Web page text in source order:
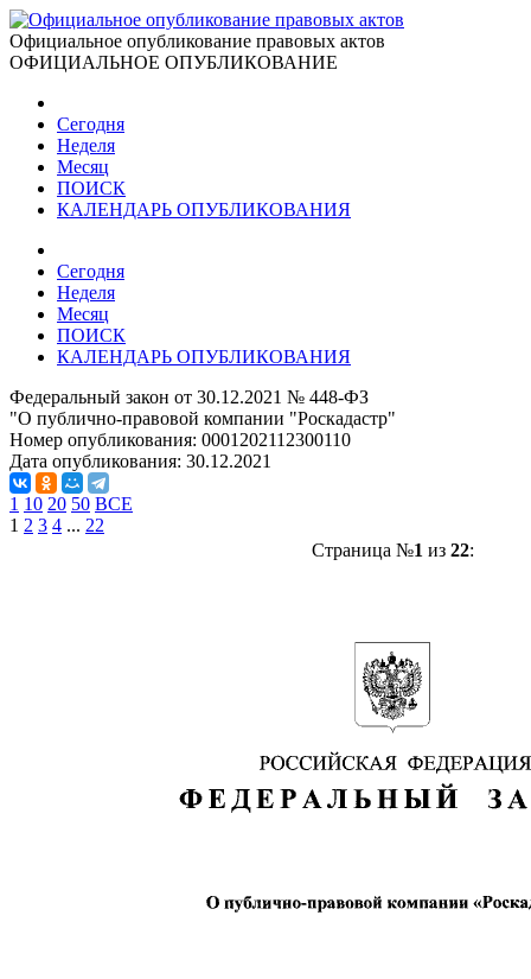
Официальное опубликование правовых актов
ОФИЦИАЛЬНОЕ ОПУБЛИКОВАНИЕ
Сегодня
Неделя
Месяц
ПОИСК
КАЛЕНДАРЬ ОПУБЛИКОВАНИЯ
Сегодня
Неделя
Месяц
ПОИСК
КАЛЕНДАРЬ ОПУБЛИКОВАНИЯ
Федеральный закон от 30.12.2021 № 448-ФЗ
"О публично-правовой компании "Роскадастр"
Номер опубликования: 0001202112300110
Дата опубликования: 30.12.2021
1 10 20 50 ВСЕ
1 2 3 4 ... 22
Страница №1 из 22: